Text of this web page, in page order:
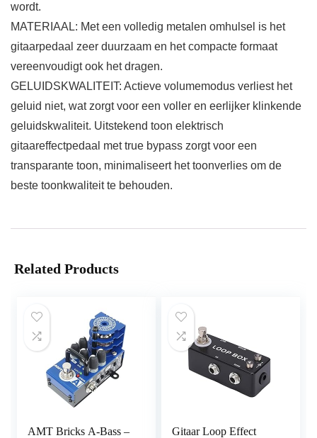
wordt.
MATERIAAL: Met een volledig metalen omhulsel is het
gitaarpedaal zeer duurzaam en het compacte formaat
vereenvoudigt ook het dragen.
GELUIDSKWALITEIT: Actieve volumemodus verliest het
geluid niet, wat zorgt voor een voller en eerlijker klinkende
geluidskwaliteit. Uitstekend toon elektrisch
gitaareffectpedaal met true bypass zorgt voor een
transparante toon, minimaliseert het toonverlies om de
beste toonkwaliteit te behouden.
Related Products
AMT Bricks A-Bass – Gitaar Loop Effect